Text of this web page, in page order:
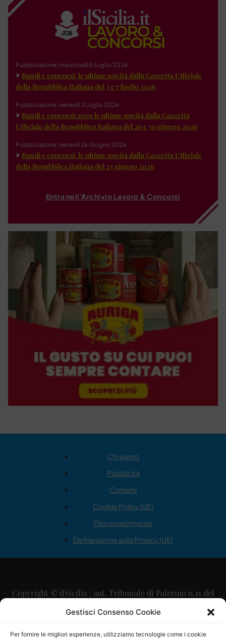
Gestisci Consenso Cookie
Per fornire le migliori esperienze, utilizziamo tecnologie come i cookie
Pubblicazione: mercoledì 8 Luglio 2026
Bandi e concorsi: le ultime novità dalla Gazzetta Ufficiale
della Repubblica Italiana del 3 e 7 luglio 2026
Pubblicazione: venerdì 3 Luglio 2026
Bandi e concorsi: ecco le ultime novità dalla Gazzetta
Ufficiale della Repubblica Italiana del 26 e 30 giugno 2026
Pubblicazione: venerdì 26 Giugno 2026
Bandi e concorsi: le ultime novità dalla Gazzetta Ufficiale
della Repubblica Italiana del 23 giugno 2026
Entra nell'Archivio Lavoro & Concorsi
Chi siamo
Pubblicità
Contatti
Cookie Policy (UE)
Disconoscimento
Dichiarazione sulla Privacy (UE)
Copyright © ilSicilia | aut. Tribunale di Palermo n.11 del
29/09/2015